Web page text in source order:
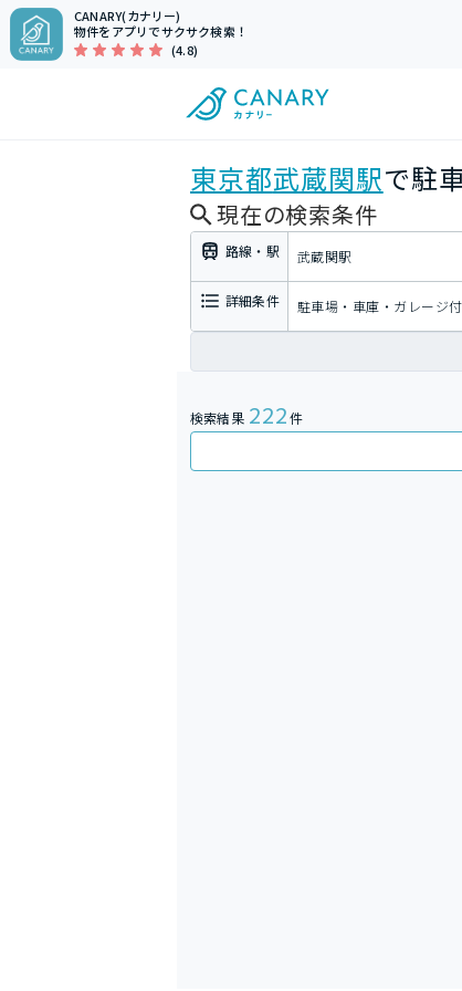
CANARY(カナリー)
物件をアプリでサクサク検索！
(4.8)
東京都武蔵関駅で駐
現在の検索条件
路線・駅 武蔵関駅
詳細条件 駐車場・車庫・ガレージ
検索結果 222件